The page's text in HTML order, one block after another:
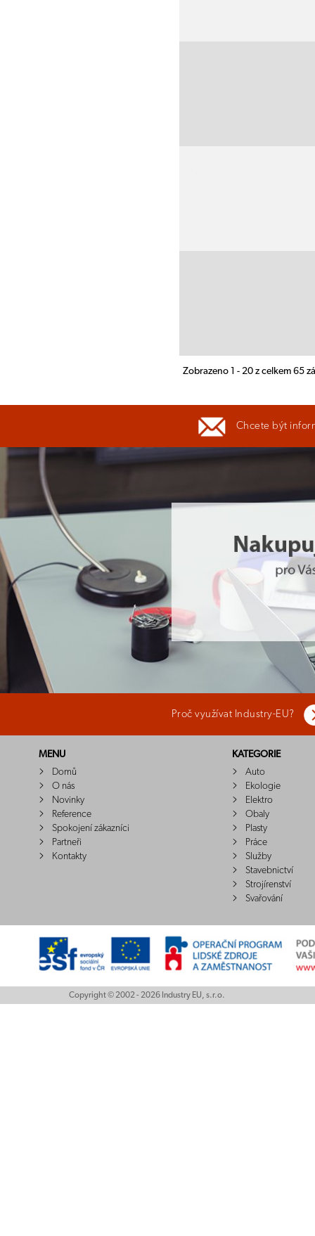
Zobrazeno 1 - 20 z celkem 65
Chcete být
Proč využívat Industry-EU?
MENU
Domů
O nás
Novinky
Reference
Spokojení zákazníci
Partneři
Kontakty
KATEGORIE
Auto
Ekologie
Elektro
Obaly
Plasty
Práce
Služby
Stavebnictví
Strojírenství
Svařování
Copyright © 2002 - 2026 Industry EU, s.r.o.